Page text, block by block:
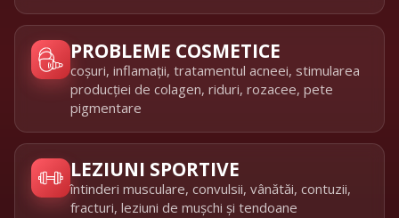
PROBLEME COSMETICE
coșuri, inflamații, tratamentul acneei, stimularea
producției de colagen, riduri, rozacee, pete
pigmentare
LEZIUNI SPORTIVE
întinderi musculare, convulsii, vânătăi, contuzii,
fracturi, leziuni de mușchi și tendoane